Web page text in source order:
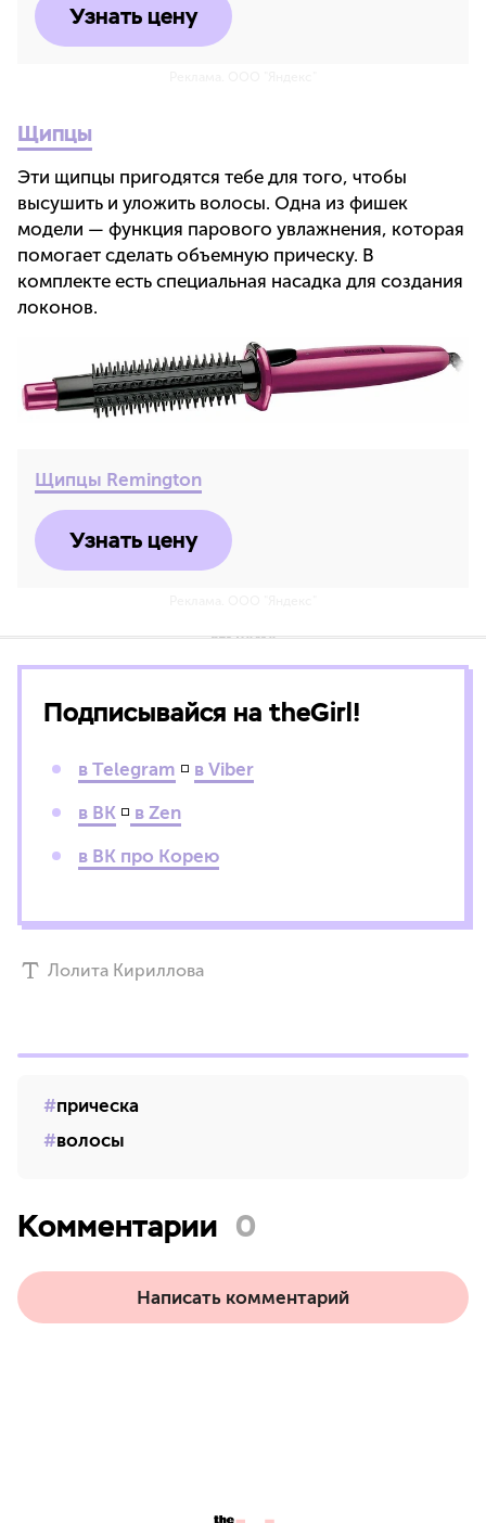
Узнать цену
Щипцы
Эти щипцы пригодятся тебе для того, чтобы
высушить и уложить волосы. Одна из фишек
модели — функция парового увлажнения, которая
помогает сделать объемную прическу. В
комплекте есть специальная насадка для создания
локонов.
Щипцы Remington
Узнать цену
Подписывайся на theGirl!
в Telegram ◽ в Viber
в ВК ◽ в Zen
в ВК про Корею
Лолита Кириллова
прическа
волосы
Комментарии 0
Написать комментарий